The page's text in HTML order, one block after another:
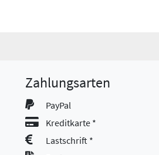
Zahlungsarten
PayPal
Kreditkarte *
Lastschrift *